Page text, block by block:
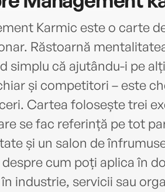
Karmic este o carte
Răstoarnă
simplu că ajutându-i pe
și competitori – este
Cartea folosește trei
se fac referință pe tot
și un salon de
cum poți aplica în
industrie, servicii sau